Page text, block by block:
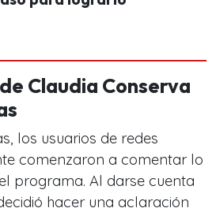
Claudia Conserva
los usuarios de redes
comenzaron a comentar lo
programa. Al darse cuenta
hacer una aclaración